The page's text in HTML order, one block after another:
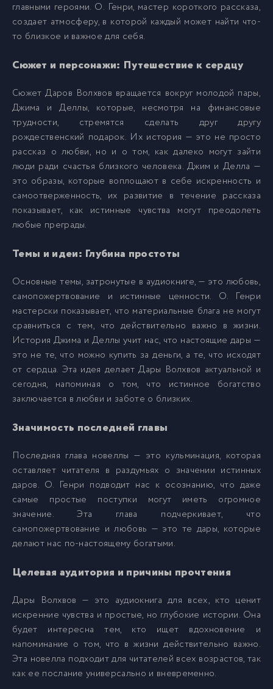
главными героями. О. Генри, мастер короткого рассказа,
создает атмосферу, в которой каждый может найти что-
то близкое и важное для себя.
Сюжет и персонажи: Путешествие к сердцу
Сюжет Даров Волхвов вращается вокруг молодой пары,
Джима и Деллы, которые, несмотря на финансовые
трудности, стремятся сделать друг другу
рождественский подарок. Их история — это не просто
рассказ о любви, но и о том, как далеко могут зайти
люди ради счастья близкого человека. Джим и Делла —
это образы, которые воплощают в себе искренность и
самоотверженность, их развитие в течение рассказа
показывает, как истинные чувства могут преодолеть
любые преграды.
Темы и идеи: Глубина простоты
Основные темы, затронутые в аудиокниге, — это любовь,
самопожертвование и истинные ценности. О. Генри
мастерски показывает, что материальные блага не могут
сравниться с тем, что действительно важно в жизни.
История Джима и Деллы учит нас, что настоящие дары —
это не те, что можно купить за деньги, а те, что исходят
от сердца. Эта идея делает Дары Волхвов актуальной и
сегодня, напоминая о том, что истинное богатство
заключается в любви и заботе о близких.
Значимость последней главы
Последняя глава новеллы — это кульминация, которая
оставляет читателя в раздумьях о значении истинных
даров. О. Генри подводит нас к осознанию, что даже
самые простые поступки могут иметь огромное
значение. Эта глава подчеркивает, что
самопожертвование и любовь — это те дары, которые
делают нас по-настоящему богатыми.
Целевая аудитория и причины прочтения
Дары Волхвов — это аудиокнига для всех, кто ценит
искренние чувства и простые, но глубокие истории. Она
будет интересна тем, кто ищет вдохновение и
напоминание о том, что в жизни действительно важно.
Эта новелла подходит для читателей всех возрастов, так
как ее послание универсально и вневременно.